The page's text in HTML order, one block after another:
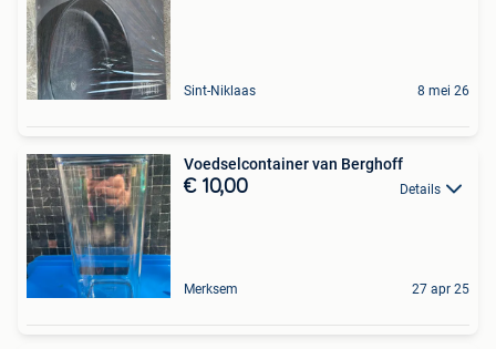
Sint-Niklaas 8 mei 26
Voedselcontainer van Berghoff
€ 10,00 Details
Merksem 27 apr 25